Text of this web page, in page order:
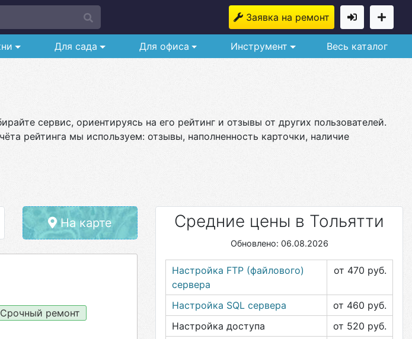
Заявка на ремонт
Для сада Для офиса Инструмент Весь каталог
сервис, ориентируясь на его рейтинг и отзывы от других пользователей.
рейтинга мы используем: отзывы, наполненность карточки, наличие
На карте
Срочный ремонт
Средние цены в Тольятти
Обновлено: 06.08.2026
Настройка FTP (файлового)
сервера
от 470 руб.
Настройка SQL сервера от 460 руб.
Настройка доступа
от 520 руб.